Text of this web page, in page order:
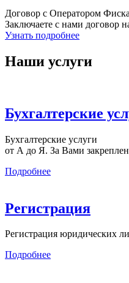
Договор с Оператором
Заключаете с нами
Узнать подробнее
Наши услуги
Бухгалтерские
Бухгалтерские услуги
от А до Я. За Вами
Подробнее
Регистрация
Регистрация юридических
Подробнее